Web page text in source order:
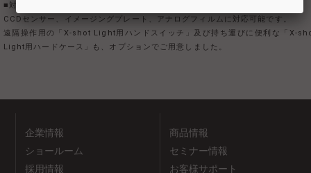
■対応媒体
CCDセンサー、イメージングプレート、アナログフィルムに対応可能です。
遠隔操作用の「X-shot Light用ハンドスイッチ」及び持ち運びに便利な「X-
Light用ハードケース」も、オプションでご用意しました。
企業情報
ショールーム
採用情報
商品情報
セミナー情報
お客様サポート